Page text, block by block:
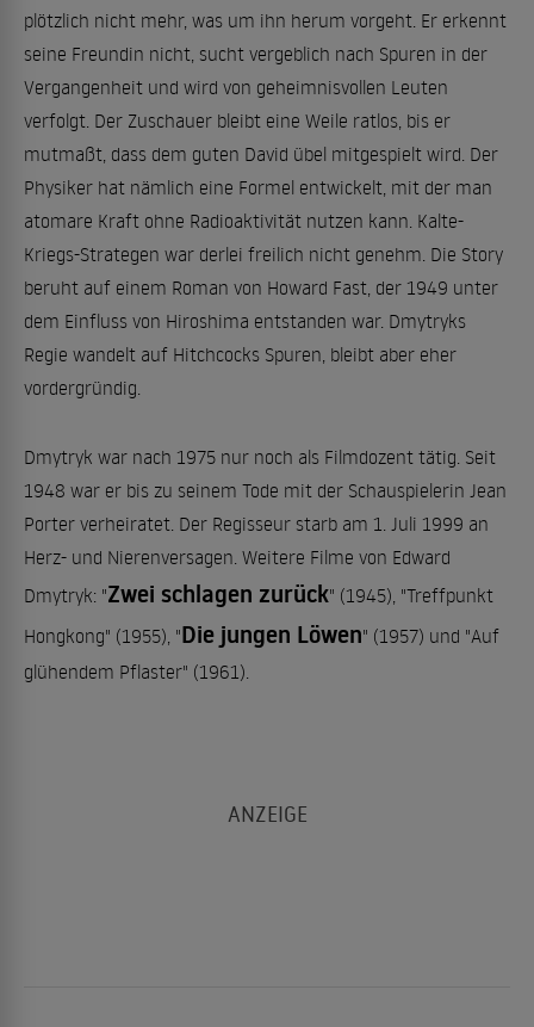
plötzlich nicht mehr, was um ihn herum vorgeht. Er erkennt
seine Freundin nicht, sucht vergeblich nach Spuren in der
Vergangenheit und wird von geheimnisvollen Leuten
verfolgt. Der Zuschauer bleibt eine Weile ratlos, bis er
mutmaßt, dass dem guten David übel mitgespielt wird. Der
Physiker hat nämlich eine Formel entwickelt, mit der man
atomare Kraft ohne Radioaktivität nutzen kann. Kalte-
Kriegs-Strategen war derlei freilich nicht genehm. Die Story
beruht auf einem Roman von Howard Fast, der 1949 unter
dem Einfluss von Hiroshima entstanden war. Dmytryks
Regie wandelt auf Hitchcocks Spuren, bleibt aber eher
vordergründig.
Dmytryk war nach 1975 nur noch als Filmdozent tätig. Seit
1948 war er bis zu seinem Tode mit der Schauspielerin Jean
Porter verheiratet. Der Regisseur starb am 1. Juli 1999 an
Herz- und Nierenversagen. Weitere Filme von Edward
Dmytryk: "Zwei schlagen zurück" (1945), "Treffpunkt
Hongkong" (1955), "Die jungen Löwen" (1957) und "Auf
glühendem Pflaster" (1961).